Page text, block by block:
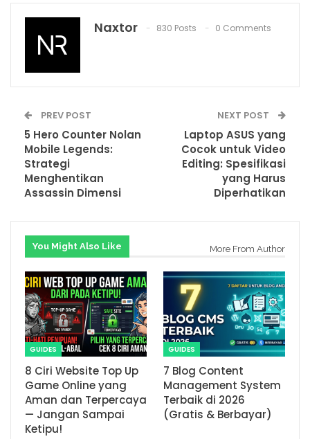
Naxtor 830 Posts 0 Comments
PREV POST
5 Hero Counter Nolan
Mobile Legends:
Strategi
Menghentikan
Assassin Dimensi
NEXT POST
Laptop ASUS yang
Cocok untuk Video
Editing: Spesifikasi
yang Harus
Diperhatikan
You Might Also Like More From Author
GUIDES
8 Ciri Website Top Up
Game Online yang
Aman dan Terpercaya
— Jangan Sampai
Ketipu!
GUIDES
7 Blog Content
Management System
Terbaik di 2026
(Gratis & Berbayar)